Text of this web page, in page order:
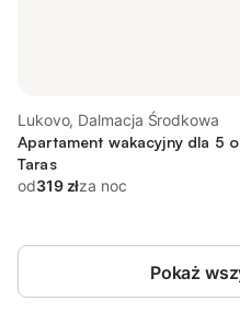
Lukovo, Dalmacja Środkowa
Apartament wakacyjny dla 5
Taras
od319 złza noc
Pokaż